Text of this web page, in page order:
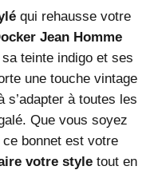
qui rehausse votre
Jean Homme
teinte indigo et ses
une touche vintage
s’adapter à toutes les
Que vous soyez
bonnet est votre
votre styletout en